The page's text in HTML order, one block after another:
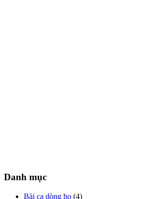
Danh mục
Bài ca dòng họ (4)